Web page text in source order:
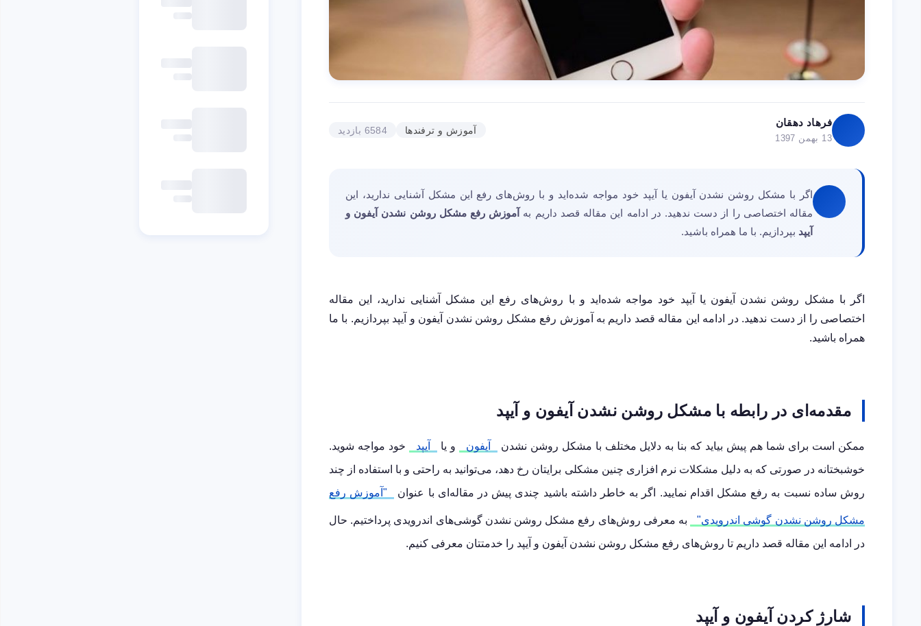
فرهاد دهقان
13 بهمن 1397
آموزش و ترفندها 6584 بازدید
اگر با مشکل روشن نشدن آیفون یا آیپد خود مواجه شده‌اید و با روش‌های رفع این مشکل آشنایی ندارید، این
مقاله اختصاصی را از دست ندهید. در ادامه این مقاله قصد داریم به آموزش رفع مشکل روشن نشدن آیفون و
آیپد بپردازیم. با ما همراه باشید.
اگر با مشکل روشن نشدن آیفون یا آیپد خود مواجه شده‌اید و با روش‌های رفع این مشکل آشنایی ندارید، این مقاله
اختصاصی را از دست ندهید. در ادامه این مقاله قصد داریم به آموزش رفع مشکل روشن نشدن آیفون و آیپد بپردازیم. با ما
همراه باشید.
مقدمه‌ای در رابطه با مشکل روشن نشدن آیفون و آیپد
ممکن است برای شما هم پیش بیاید که بنا به دلایل مختلف با مشکل روشن نشدن آیفون و یا آیپد
خود مواجه شوید.
خوشبختانه در صورتی که به دلیل مشکلات نرم افزاری چنین مشکلی برایتان رخ دهد، می‌توانید به راحتی و با استفاده از چند
روش ساده نسبت به رفع مشکل اقدام نمایید. اگر به خاطر داشته باشید چندی پیش در مقاله‌ای با عنوان
"آموزش رفع
مشکل روشن نشدن گوشی اندرویدی"
به معرفی روش‌های رفع مشکل روشن نشدن گوشی‌های اندرویدی پرداختیم. حال
در ادامه این مقاله قصد داریم تا روش‌های رفع مشکل روشن نشدن آیفون و آیپد را خدمتتان معرفی کنیم.
شارژ کردن آیفون و آیپد